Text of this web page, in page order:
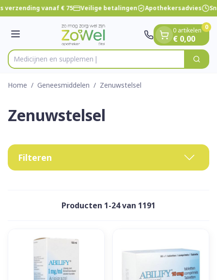
Ga naar de inhoud
1 van 1
verzending vanaf € 75 Veilige betalingen Apothekersadvies
Menu
Product, merk, categorie...
Me Zoek
0 artikelen
€ 0,00
0
Home / Geneesmiddelen / Zenuwstelsel
Zenuwstelsel
Filteren
Producten 1-24van 1191